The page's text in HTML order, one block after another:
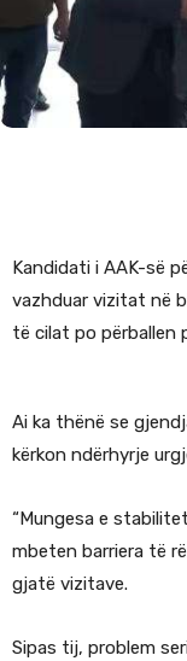
Kandidati i AAK-së
vazhduar vizitat në
të cilat po përballen
Ai ka thënë se
kërkon ndërhyrje
“Mungesa e
mbeten barriera të
gjatë vizitave.
Sipas tij, problem